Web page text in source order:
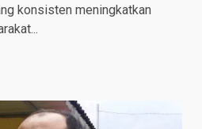
konsisten meningkatkan